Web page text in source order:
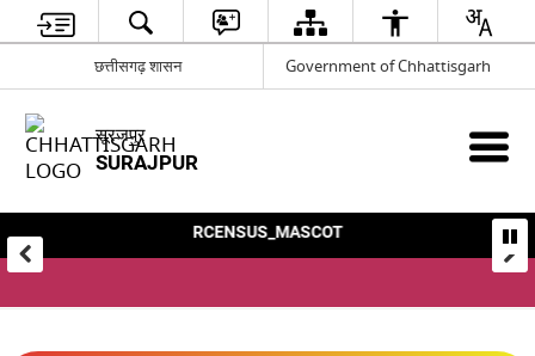
छत्तीसगढ़ शासन Government of Chhattisgarh
सूरजपुर
SURAJPUR
DISTRICT COLLECTORATE OFFICE